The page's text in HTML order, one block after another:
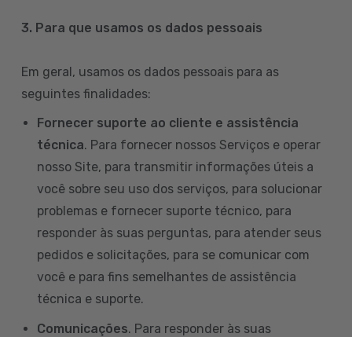
3. Para que usamos os dados pessoais
Em geral, usamos os dados pessoais para as
seguintes finalidades:
Fornecer suporte ao cliente e assistência
técnica. Para fornecer nossos Serviços e operar
nosso Site, para transmitir informações úteis a
você sobre seu uso dos serviços, para solucionar
problemas e fornecer suporte técnico, para
responder às suas perguntas, para atender seus
pedidos e solicitações, para se comunicar com
você e para fins semelhantes de assistência
técnica e suporte.
Comunicações. Para responder às suas